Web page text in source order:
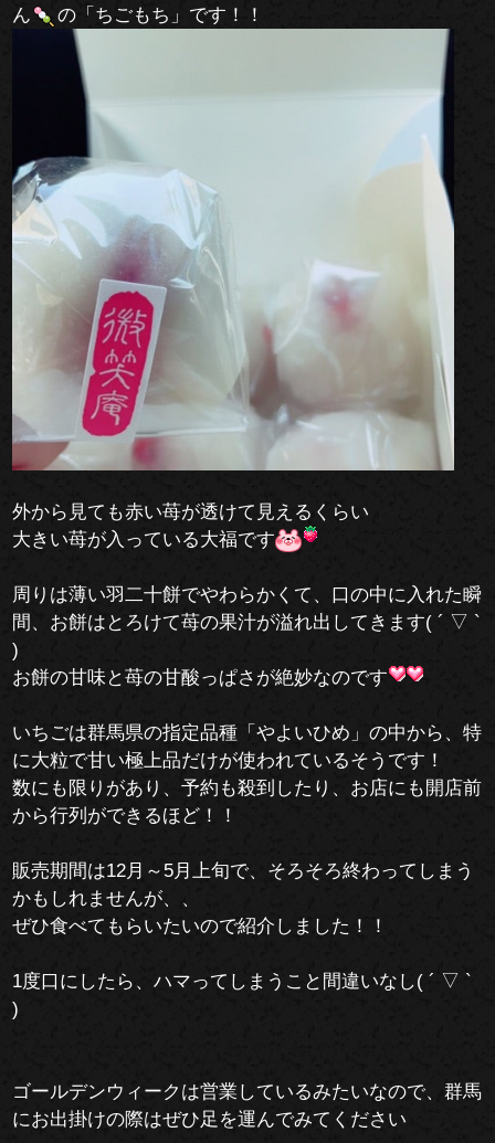
ん
の 「ちごもち」です！！
外から見ても赤い苺が透けて見えるくらい
大きい苺が入っている大福です
周りは薄い羽二十餅でやわらかくて、口の中に入れた瞬
間、お餅はとろけて苺の果汁が溢れ出してきます( ´ ▽ `
)
お餅の甘味と苺の甘酸っぱさが絶妙なのです
いちごは群馬県の指定品種「やよいひめ」の中から、特
に大粒で甘い極上品だけが使われているそうです！
数にも限りがあり、予約も殺到したり、お店にも開店前
から行列ができるほど！！
販売期間は12月～5月上旬で、そろそろ終わってしまう
かもしれませんが、、
ぜひ食べてもらいたいので紹介しました！！
1度口にしたら、ハマってしまうこと間違いなし( ´ ▽ `
)
ゴールデンウィークは営業しているみたいなので、群馬
にお出掛けの際はぜひ足を運んでみてください